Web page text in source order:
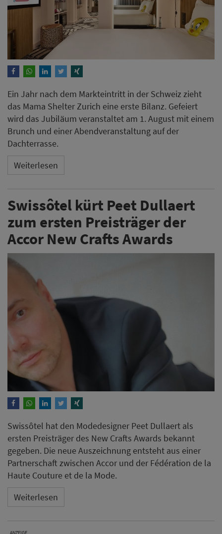
Ein Jahr nach dem Markteintritt in der Schweiz zieht
das Mama Shelter Zurich eine erste Bilanz. Gefeiert
wird das Jubiläum veranstaltet am 1. August mit einem
Brunch und einer Abendveranstaltung auf der
Dachterrasse.
Weiterlesen
Swissôtel kürt Peet Dullaert
zum ersten Preisträger der
Accor New Crafts Awards
Swissôtel hat den Modedesigner Peet Dullaert als
ersten Preisträger des New Crafts Awards bekannt
gegeben. Die neue Auszeichnung entsteht aus einer
Partnerschaft zwischen Accor und der Fédération de la
Haute Couture et de la Mode.
Weiterlesen
ANZEIGE